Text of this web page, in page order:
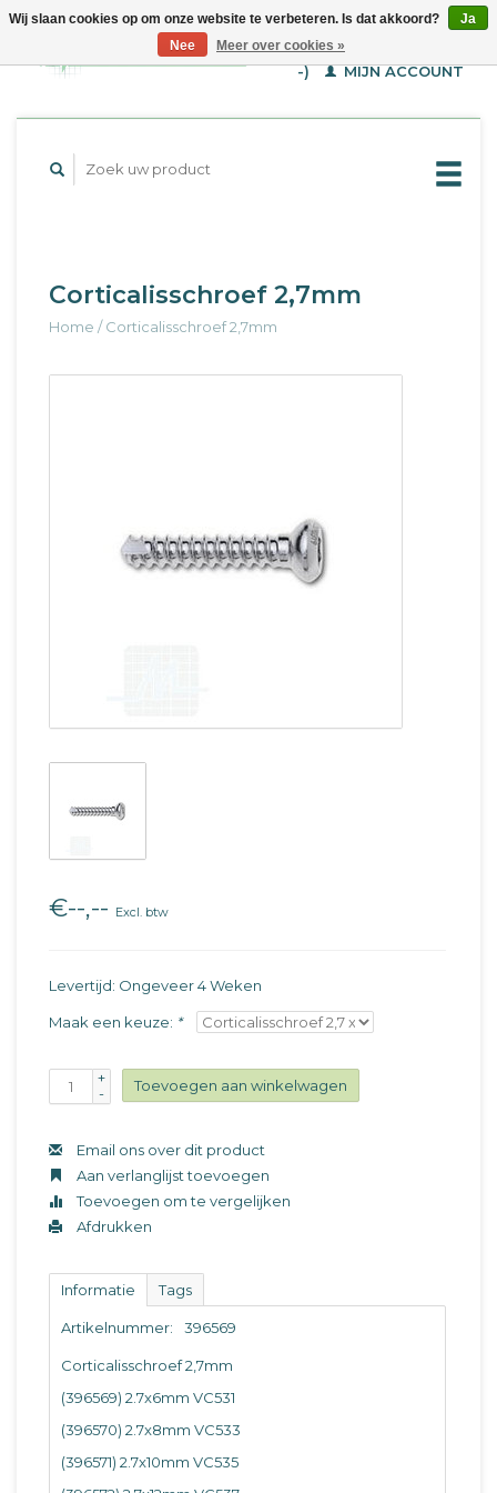
WINKELWAGEN (€--,-
-)
MIJN ACCOUNT
Corticalisschroef 2,7mm
Home /Corticalisschroef 2,7mm
€--,-- Excl. btw
Levertijd: Ongeveer 4 Weken
Maak een keuze: *
+
-
Toevoegen aan winkelwagen
Email ons over dit product
Aan verlanglijst toevoegen
Toevoegen om te vergelijken
Afdrukken
Informatie Tags
Artikelnummer: 396569
Corticalisschroef 2,7mm
(396569) 2.7x6mm VC531
(396570) 2.7x8mm VC533
(396571) 2.7x10mm VC535
Wij slaan cookies op om onze website te verbeteren. Is dat akkoord?
Ja
Nee
Meer over cookies »